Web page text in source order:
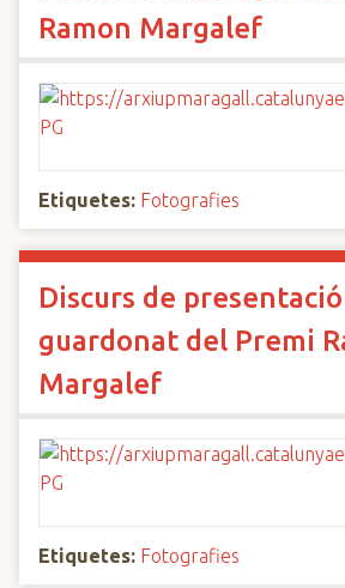
Ramon Margalef
Etiquetes: Fotografies
Discurs de
guardonat del Premi
Margalef
Etiquetes: Fotografies